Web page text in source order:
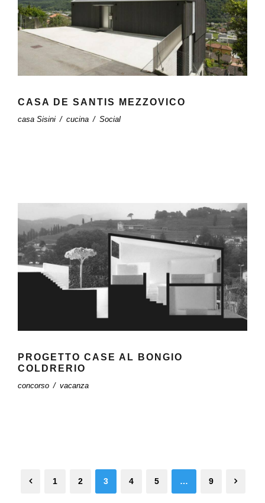
CASA DE SANTIS MEZZOVICO
casa Sisini / cucina / Social
PROGETTO CASE AL BONGIO
COLDRERIO
concorso / vacanza
1 2 3 4 5 … 9